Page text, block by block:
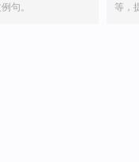
句。
等，